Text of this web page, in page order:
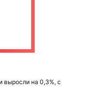
выросли на 0,3%, с